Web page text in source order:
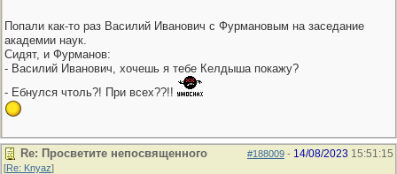
Попали как-то раз Василий Иванович с Фурмановым на заседание
академии наук.
Сидят, и Фурманов:
- Василий Иванович, хочешь я тебе Келдыша покажу?
- Ебнулся чтоль?! При всех??!!
#188009 - 14/08/2023 15:51:15
Re: Просветите непосвященного
[Re: Knyaz]